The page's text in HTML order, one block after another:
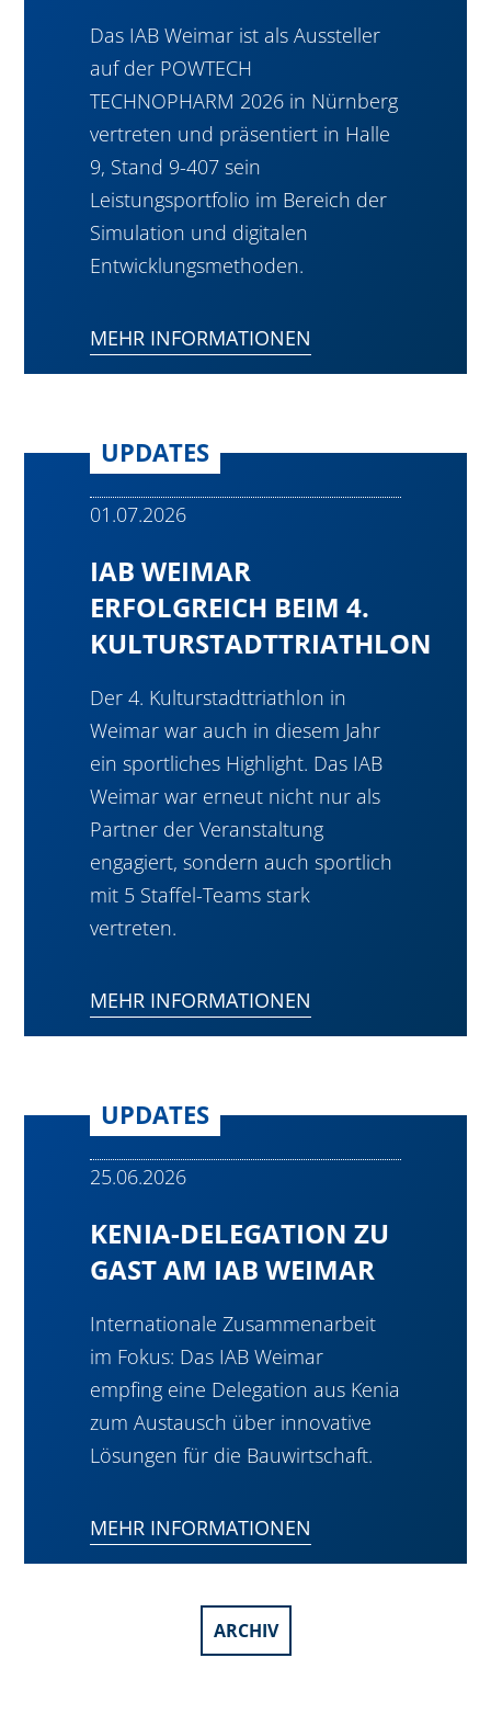
Das IAB Weimar ist als Aussteller
auf der POWTECH
TECHNOPHARM 2026 in Nürnberg
vertreten und präsentiert in Halle
9, Stand 9-407 sein
Leistungsportfolio im Bereich der
Simulation und digitalen
Entwicklungsmethoden.
MEHR INFORMATIONEN
UPDATES
01.07.2026
IAB WEIMAR
ERFOLGREICH BEIM 4.
KULTURSTADTTRIATHLON
Der 4. Kulturstadttriathlon in
Weimar war auch in diesem Jahr
ein sportliches Highlight. Das IAB
Weimar war erneut nicht nur als
Partner der Veranstaltung
engagiert, sondern auch sportlich
mit 5 Staffel-Teams stark
vertreten.
MEHR INFORMATIONEN
UPDATES
25.06.2026
KENIA-DELEGATION ZU
GAST AM IAB WEIMAR
Internationale Zusammenarbeit
im Fokus: Das IAB Weimar
empfing eine Delegation aus Kenia
zum Austausch über innovative
Lösungen für die Bauwirtschaft.
MEHR INFORMATIONEN
ARCHIV